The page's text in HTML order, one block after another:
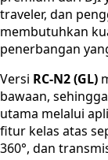
traveler, dan
membutuhkan
penerbangan
Versi RC-N2 (GL)
bawaan,
utama melalui
fitur kelas atas
360°, dan